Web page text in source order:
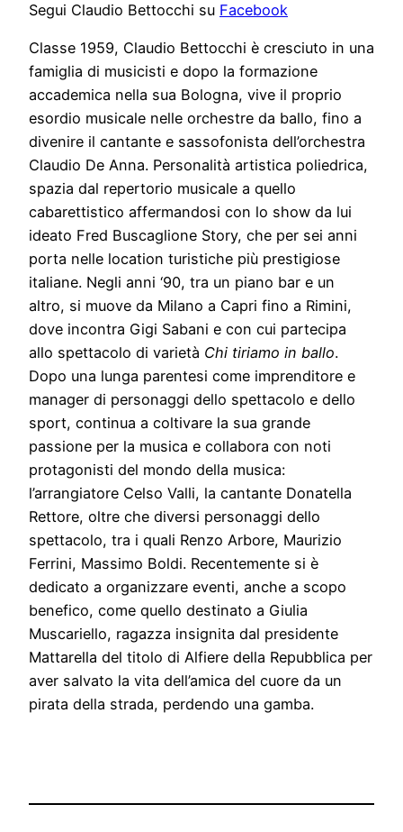
Segui Claudio Bettocchi su Facebook
Classe 1959, Claudio Bettocchi è cresciuto in una
famiglia di musicisti e dopo la formazione
accademica nella sua Bologna, vive il proprio
esordio musicale nelle orchestre da ballo, fino a
divenire il cantante e sassofonista dell’orchestra
Claudio De Anna. Personalità artistica poliedrica,
spazia dal repertorio musicale a quello
cabarettistico affermandosi con lo show da lui
ideato Fred Buscaglione Story, che per sei anni
porta nelle location turistiche più prestigiose
italiane. Negli anni ‘90, tra un piano bar e un
altro, si muove da Milano a Capri fino a Rimini,
dove incontra Gigi Sabani e con cui partecipa
allo spettacolo di varietà Chi tiriamo in ballo.
Dopo una lunga parentesi come imprenditore e
manager di personaggi dello spettacolo e dello
sport, continua a coltivare la sua grande
passione per la musica e collabora con noti
protagonisti del mondo della musica:
l’arrangiatore Celso Valli, la cantante Donatella
Rettore, oltre che diversi personaggi dello
spettacolo, tra i quali Renzo Arbore, Maurizio
Ferrini, Massimo Boldi. Recentemente si è
dedicato a organizzare eventi, anche a scopo
benefico, come quello destinato a Giulia
Muscariello, ragazza insignita dal presidente
Mattarella del titolo di Alfiere della Repubblica per
aver salvato la vita dell’amica del cuore da un
pirata della strada, perdendo una gamba.